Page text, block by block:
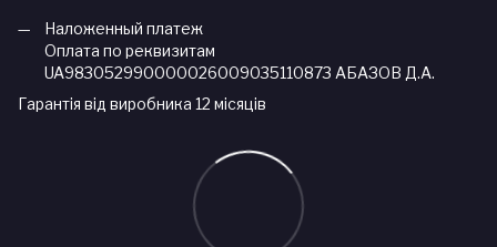
Наложенный платеж
Оплата по реквизитам
UA983052990000026009035110873 АБАЗОВ Д.А.
Гарантія від виробника 12 місяців